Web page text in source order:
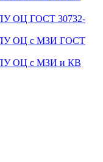
ОЦ ГОСТ 30732-
ППУ ОЦ с МЗИ ГОСТ
ОЦ с МЗИ и КВ